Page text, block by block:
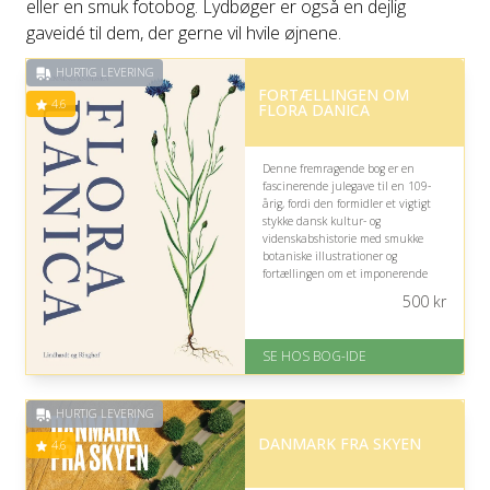
eller en smuk fotobog. Lydbøger er også en dejlig
gaveidé til dem, der gerne vil hvile øjnene.
HURTIG LEVERING
4.6 FORTÆLLINGEN OM
FLORA DANICA
Denne fremragende bog er en
fascinerende julegave til en 109-
årig, fordi den formidler et vigtigt
stykke dansk kultur- og
videnskabshistorie med smukke
botaniske illustrationer og
fortællingen om et imponerende
På lager
Levering: 1-3 hverdage -
Gratis fragt
på 4.6 ud af 5
500kr
SE HOS BOG-IDE
HURTIG LEVERING
4.6 DANMARK FRA SKYEN